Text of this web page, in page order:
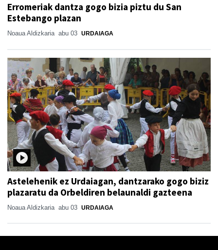
Erromeriak dantza gogo bizia piztu du San
Estebango plazan
Noaua Aldizkaria abu 03 URDAIAGA
Astelehenik ez Urdaiagan, dantzarako gogo biziz
plazaratu da Orbeldiren belaunaldi gazteena
Noaua Aldizkaria abu 03 URDAIAGA